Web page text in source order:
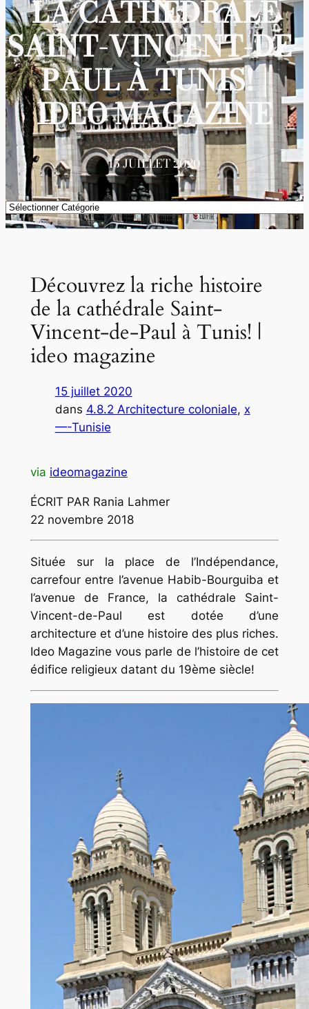
LA CATHÉDRALE
SAINT-VINCENT-DE-
PAUL À TUNIS! |
IDEO MAGAZINE
15 JUILLET 2020
Catégories
Découvrez la riche histoire
de la cathédrale Saint-
Vincent-de-Paul à Tunis! |
ideo magazine
15 juillet 2020
dans 4.8.2 Architecture coloniale, x
—-Tunisie
via ideomagazine
ÉCRIT PAR Rania Lahmer
22 novembre 2018
Située sur la place de l’Indépendance,
carrefour entre l’avenue Habib-Bourguiba et
l’avenue de France, la cathédrale Saint-
Vincent-de-Paul est dotée d’une
architecture et d’une histoire des plus riches.
Ideo Magazine vous parle de l’histoire de cet
édifice religieux datant du 19ème siècle!